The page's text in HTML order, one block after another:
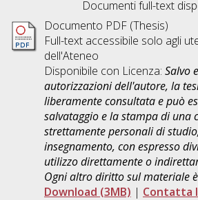
Documenti full-text
Documento PDF (Thesis)
Full-text accessibile solo agli
dell'Ateneo
Disponibile con Licenza: Salvo
autorizzazioni dell'autore, la
liberamente consultata e può
salvataggio e la stampa di una
strettamente personali di
insegnamento, con espresso
utilizzo direttamente o
Ogni altro diritto sul materiale
Download (3MB) | Contatta